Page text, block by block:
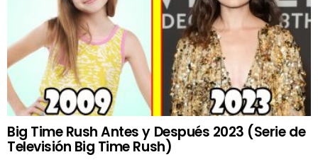
Big Time Rush Antes y Después 2023 (Serie de
Televisión Big Time Rush)